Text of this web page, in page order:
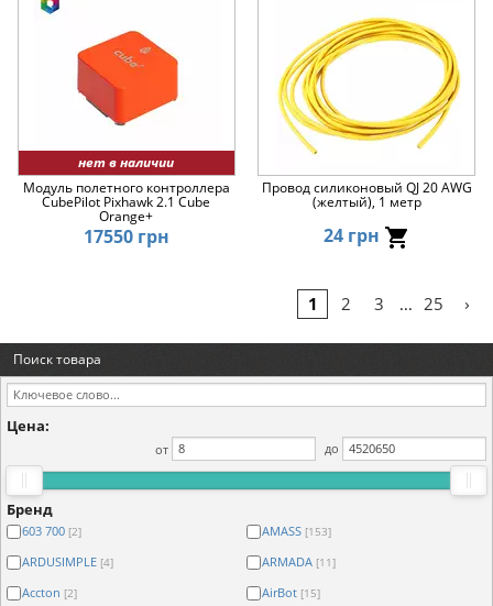
нет в наличии
Модуль полетного контроллера
CubePilot Pixhawk 2.1 Cube
Orange+
17550 грн
Провод силиконовый QJ 20 AWG
(желтый), 1 метр
24 грн
1 2 3 ... 25 ›
Поиск товара
Цена:
от до
Бренд
603 700 [2] AMASS [153]
ARDUSIMPLE [4] ARMADA [11]
Accton [2] AirBot [15]